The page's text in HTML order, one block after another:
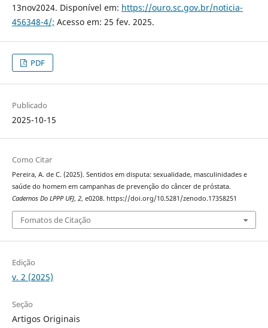
13nov2024. Disponível em: https://ouro.sc.gov.br/noticia-
456348-4/; Acesso em: 25 fev. 2025.
PDF
Publicado
2025-10-15
Como Citar
Pereira, A. de C. (2025). Sentidos em disputa: sexualidade, masculinidades e
saúde do homem em campanhas de prevenção do câncer de próstata.
Cadernos Do LPPP UFJ, 2, e0208. https://doi.org/10.5281/zenodo.17358251
Fomatos de Citação
Edição
v. 2 (2025)
Seção
Artigos Originais